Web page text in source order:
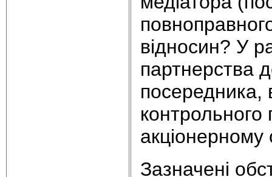
відносин? У
партнерства
посередника,
контрольного
акціонерному
Зазначені